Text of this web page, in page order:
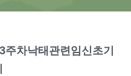
차낙태관련임신초기